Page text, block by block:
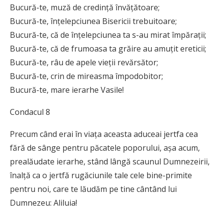
Bucură-te, muză de credinţă învăţătoare;
Bucură-te, înţelepciunea Bisericii trebuitoare;
Bucură-te, că de înţelepciunea ta s-au mirat împăraţii;
Bucură-te, că de frumoasa ta grăire au amuţit ereticii;
Bucură-te, râu de apele vieţii revărsător;
Bucură-te, crin de mireasma împodobitor;
Bucură-te, mare ierarhe Vasile!
Condacul 8
Precum când erai în viaţa aceasta aduceai jertfa cea
fără de sânge pentru păcatele poporului, aşa acum,
prealăudate ierarhe, stând lângă scaunul Dumnezeirii,
înalţă ca o jertfă rugăciunile tale cele bine-primite
pentru noi, care te lăudăm pe tine cântând lui
Dumnezeu: Aliluia!